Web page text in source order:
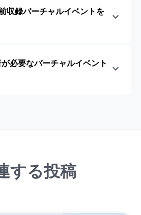
収録バーチャルイベントを
必要なバーチャルイベント
する投稿